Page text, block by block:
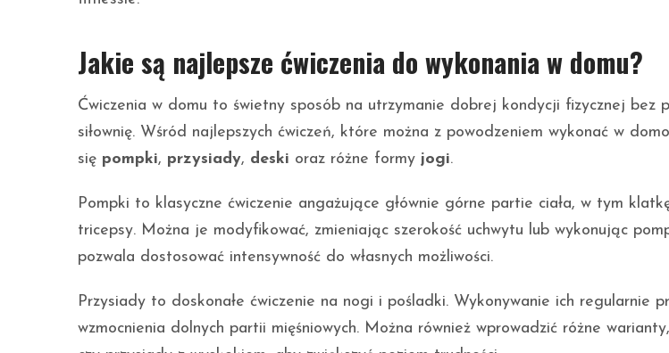
Jakie są najlepsze ćwiczenia do wykonania w domu?
Ćwiczenia w domu to świetny sposób na utrzymanie dobrej kondycji fizycznej bez
siłownię. Wśród najlepszych ćwiczeń, które można z powodzeniem wykonać w
się pompki, przysiady, deski oraz różne formy jogi.
Pompki to klasyczne ćwiczenie angażujące głównie górne partie ciała, w tym
tricepsy. Można je modyfikować, zmieniając szerokość uchwytu lub wykonując
pozwala dostosować intensywność do własnych możliwości.
Przysiady to doskonałe ćwiczenie na nogi i pośladki. Wykonywanie ich regularnie
wzmocnienia dolnych partii mięśniowych. Można również wprowadzić różne